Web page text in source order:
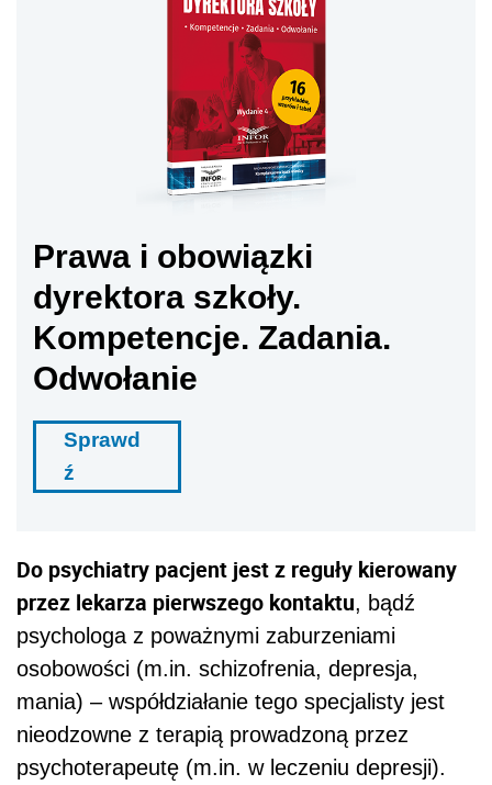
Prawa i obowiązki
dyrektora szkoły.
Kompetencje. Zadania.
Odwołanie
Sprawd
ź
Do psychiatry pacjent jest z reguły kierowany
przez lekarza pierwszego kontaktu, bądź
psychologa z poważnymi zaburzeniami
osobowości (m.in. schizofrenia, depresja,
mania) – współdziałanie tego specjalisty jest
nieodzowne z terapią prowadzoną przez
psychoterapeutę (m.in. w leczeniu depresji).